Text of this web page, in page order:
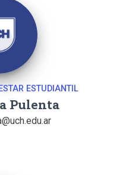
ESTUDIANTIL
Pulenta